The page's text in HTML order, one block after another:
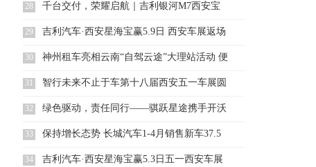
28
千台交付，荣耀启航｜吉利银河M7西安宝
彤店千台
29
吉利汽车·西安星海宝赢5.9日 西安车展返场
团
30
神州租车亮相云南“自驾云途”大理站活动 便
31
智行未来不止于车第十八届西安五一车展圆
满落幕
32
绿色驱动，责任同行——骐跃星途携手开沃
新能源践
33 保持增长态势 长城汽车1-4月销售新车37.5
34
吉利汽车·西安星海宝赢5.3日五一西安车展